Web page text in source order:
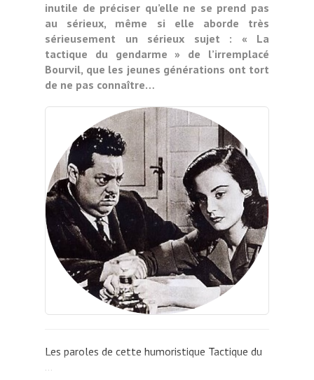
inutile de préciser qu’elle ne se prend pas
au sérieux, même si elle aborde très
sérieusement un sérieux sujet : « La
tactique du gendarme » de l’irremplacé
Bourvil, que les jeunes générations ont tort
de ne pas connaître…
Les paroles de cette humoristique Tactique du
…